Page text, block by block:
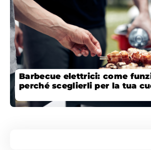
Barbecue elettrici: come
perché sceglierli per la tua